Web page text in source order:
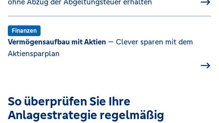
Finanzen
Vermögensaufbau mit Aktien — Clever sparen mit dem
Aktiensparplan
So überprüfen Sie Ihre
Anlagestrategie regelmäßig